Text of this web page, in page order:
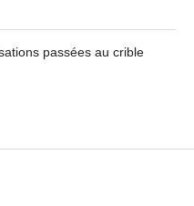
passées au crible